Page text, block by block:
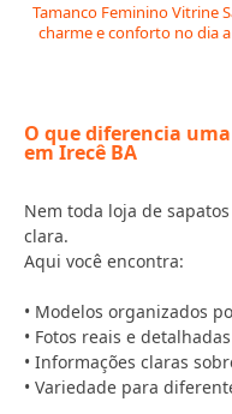
Tamanco Feminino Vitrine
charme e conforto no dia
O que diferencia
em Irecê BA
Nem toda loja de
clara.
Aqui você encontra:
• Modelos organizados
• Fotos reais e detalhadas
• Informações claras
• Variedade para